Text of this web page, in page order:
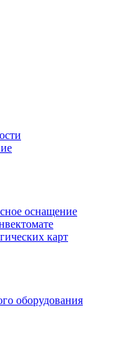
оснащение
карт
оборудования